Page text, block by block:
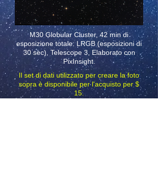
M30 Globular Cluster, 42 min di
esposizione totale: LRGB (esposizioni di
30 sec), Telescope 3, Elaborato con
PixInsight.
Il set di dati utilizzato per creare la foto
sopra è disponibile per l'acquisto per $
15.